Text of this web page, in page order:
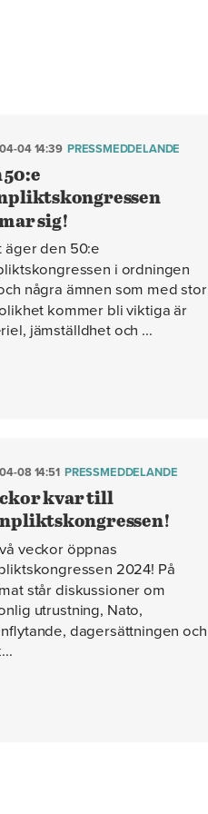
04 14:39 PRESSMEDDELANDE
50:e
sig!
äger den 50:e
i ordningen
några ämnen som med stor
kommer bli viktiga är
jämställdhet och ...
08 14:51 PRESSMEDDELANDE
kvar till
veckor öppnas
2024! På
står diskussioner om
utrustning, Nato,
dagersättningen och